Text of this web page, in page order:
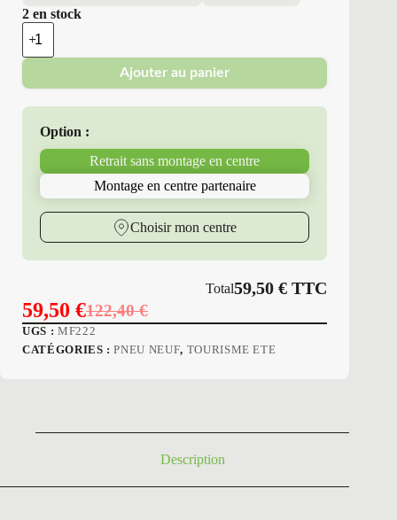
2 en stock
quantité
de
Minerva
Pneus
Neufs
Saisons
195/70R14
Ajouter au panier
Option :
Retrait sans montage en centre
Montage en centre partenaire
Choisir mon centre
Total59,50€ TTC
122,40€
Le
prix
59,50 €Le
prix
UGS : MF222
CATÉGORIES :PNEU NEUF, TOURISME ETE
Description